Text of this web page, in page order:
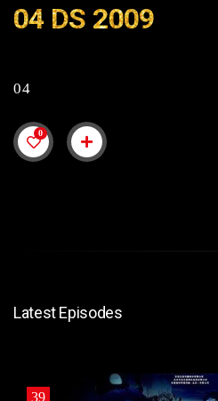
04 DS 2009
04
0
Latest Episodes
39